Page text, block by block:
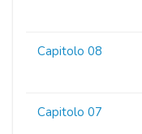
Capitolo 08
Capitolo 07